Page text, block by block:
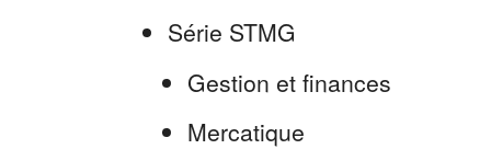
Série STMG
Gestion et finances
Mercatique